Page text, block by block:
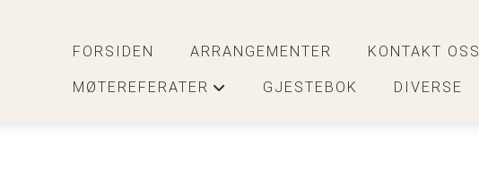
FORSIDEN ARRANGEMENTER KONTAKT OSS
MØTEREFERATER GJESTEBOK DIVERSE